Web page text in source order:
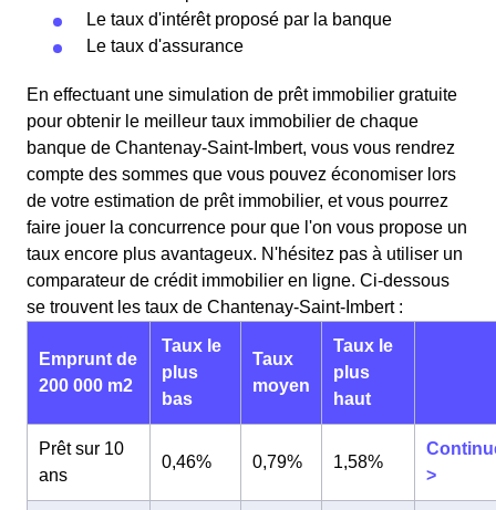
Le taux d'intérêt proposé par la banque
Le taux d'assurance
En effectuant une simulation de prêt immobilier gratuite
pour obtenir le meilleur taux immobilier de chaque
banque de Chantenay-Saint-Imbert, vous vous rendrez
compte des sommes que vous pouvez économiser lors
de votre estimation de prêt immobilier, et vous pourrez
faire jouer la concurrence pour que l'on vous propose un
taux encore plus avantageux. N'hésitez pas à utiliser un
comparateur de crédit immobilier en ligne. Ci-dessous
se trouvent les taux de Chantenay-Saint-Imbert :
Emprunt de
200 000 m2
Taux le
plus
bas
Taux
moyen
Taux le
plus
haut
Prêt sur 10
ans
0,46% 0,79% 1,58%
>